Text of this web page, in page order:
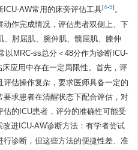
AW常用的床旁评估工具[4-5]。
作完成情况，评估患者双侧上、下
、肘屈肌、腕伸肌、髋屈肌、膝伸
以MRC-ss总分＜48分作为诊断ICU-
应用中存在一定局限性。首先，评
估操作复杂，要求医师具备一定的
求患者在清醒状态下配合评估，对
的ICU患者，评分的准确性可能受
进ICU-AW诊断方法：有学者尝试
诊断，但这些方法的便捷性差、准